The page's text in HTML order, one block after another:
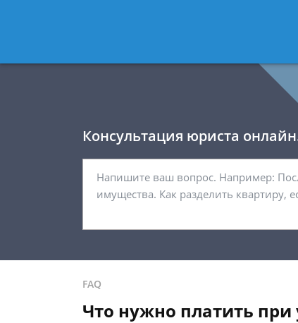
- Юрист по
Консультация юриста
FAQ
Что нужно платить